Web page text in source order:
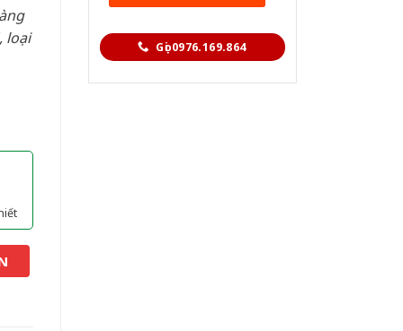
Gọi 0976.169.864
loại